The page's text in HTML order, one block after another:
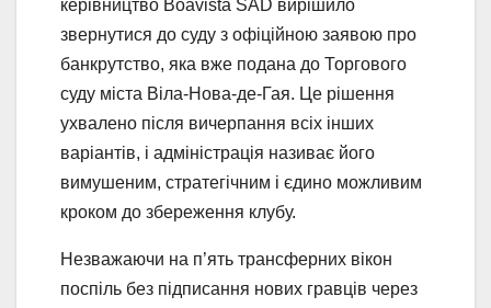
керівництво Boavista SAD вирішило
звернутися до суду з офіційною заявою про
банкрутство, яка вже подана до Торгового
суду міста Віла-Нова-де-Гая. Це рішення
ухвалено після вичерпання всіх інших
варіантів, і адміністрація називає його
вимушеним, стратегічним і єдино можливим
кроком до збереження клубу.
Незважаючи на п’ять трансферних вікон
поспіль без підписання нових гравців через